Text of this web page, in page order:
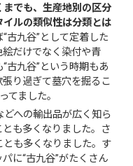
までも、生産地別の区分
ルの類似性は分類とは
古九谷”として定着した
だけでなく染付や青
古九谷”という時期もあ
り過ぎて墓穴を掘るこ
てました。
への輸出品が広く知ら
も多くなりました。さ
も多くなりました。す
に“古九谷”がたくさん